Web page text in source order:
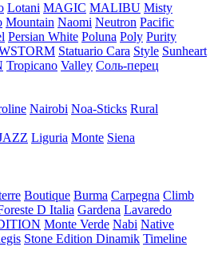
Lotani MAGIC MALIBU Misty
Mountain Naomi Neutron Pacific
Persian White Poluna Poly Purity
Statuario Cara Style Sunheart
Tropicano Valley Соль-перец
Nairobi Noa-Sticks Rural
Liguria Monte Siena
Boutique Burma Carpegna Climb
D Italia Gardena Lavaredo
Monte Verde Nabi Native
Stone Edition Dinamik Timeline